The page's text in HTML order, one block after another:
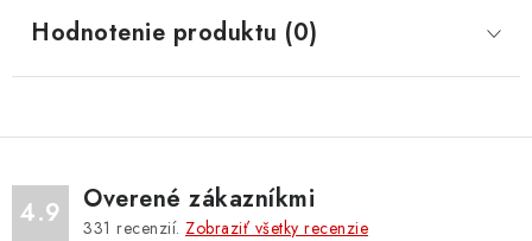
Hodnotenie produktu (0)
4.9 Overené zákazníkmi
331 recenzií. Zobraziť všetky recenzie